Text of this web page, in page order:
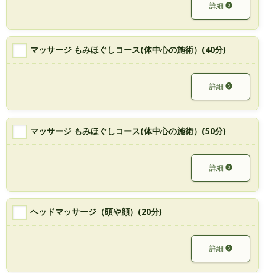
詳細
マッサージ もみほぐしコース(体中心の施術）(40分)
詳細
マッサージ もみほぐしコース(体中心の施術）(50分)
詳細
ヘッドマッサージ（頭や顔）(20分)
詳細